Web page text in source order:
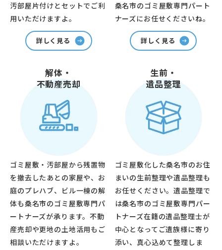
汚部屋片付けとセットでご利
用いただけますよ。
詳しく見る
桑名市のゴミ屋敷専門パート
ナーズにお任せくださいね。
詳しく見る
解体・
不動産売却
ゴミ屋敷・汚部屋から残置物
を撤去したあとの家屋や、お
庭のプレハブ、ビル一棟の解
体も桑名市のゴミ屋敷専門パ
ートナーズが承ります。不動
産売却や更地の土地活用もご
相談いただけますよ。
生前・
遺品整理
ゴミ屋敷化した桑名市のお住
まいの生前整理や遺品整理も
お任せください。遺品整理で
は桑名市のゴミ屋敷専門パー
トナーズ在籍の遺品整理士が
中心となってご遺族様に寄り
添い、真心込めて整理しま